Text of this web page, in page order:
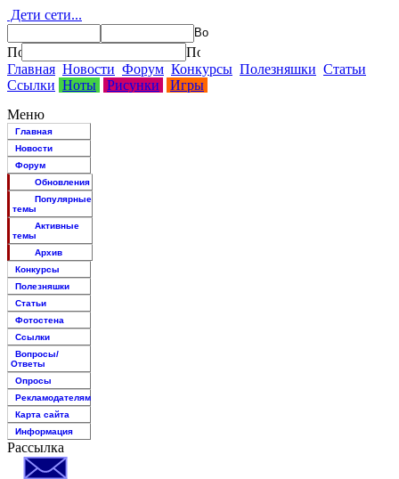
Дети сети...
Главная Новости Форум Конкурсы Полезняшки Статьи
Ссылки Ноты Рисунки
Игры
Меню
Главная
Новости
Форум
Обновления
Популярные
темы
Активные
темы
Архив
Конкурсы
Полезняшки
Статьи
Фотостена
Ссылки
Вопросы/
Ответы
Опросы
Рекламодателям
Карта сайта
Информация
Рассылка